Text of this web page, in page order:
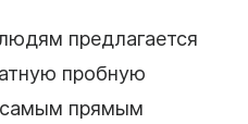
предлагается
пробную
самым прямым